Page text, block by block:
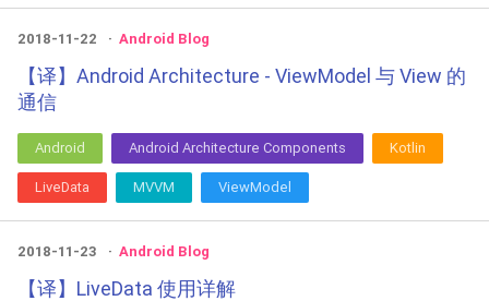
2018-11-22 Android Blog
【译】Android Architecture - ViewModel 与 View 的
通信
Android Android Architecture Components Kotlin
LiveData MVVM ViewModel
2018-11-23 Android Blog
【译】LiveData 使用详解